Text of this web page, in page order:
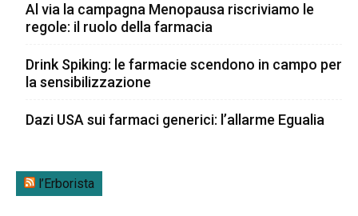
Al via la campagna Menopausa riscriviamo le
regole: il ruolo della farmacia
Drink Spiking: le farmacie scendono in campo per
la sensibilizzazione
Dazi USA sui farmaci generici: l’allarme Egualia
l’Erborista